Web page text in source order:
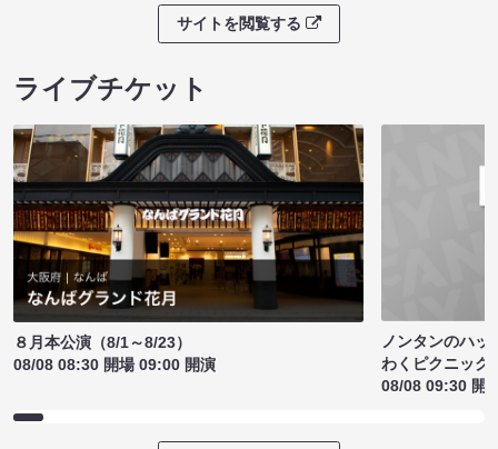
サイトを閲覧する
ライブチケット
８月本公演（8/1～8/23）
08/08 08:30 開場 09:00 開演
ノンタンのハッ
わくピクニック
08/08 09:30 開